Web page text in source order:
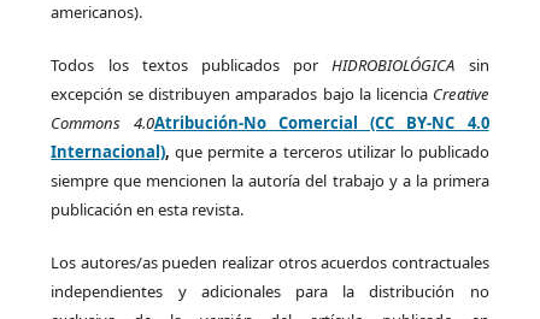
americanos).
Todos los textos publicados porHIDROBIOLÓGICA sin
excepción se distribuyen amparados bajo la licencia Creative
Commons 4.0Atribución-No Comercial (CC BY-NC 4.0
Internacional),que permite a terceros utilizar lo publicado
siempre que mencionen la autoría del trabajo y a la primera
publicación en esta revista.
Los autores/as pueden realizar otros acuerdos contractuales
independientes y adicionales para la distribución no